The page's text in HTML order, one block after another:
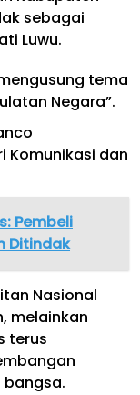
sebagai
Luwu.
tema
Negara”.
Komunikasi dan
Pembeli
Ditindak
Nasional
melainkan
terus